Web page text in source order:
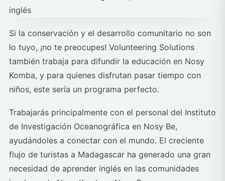
Si la conservación y el desarrollo comunitario no son
lo tuyo, ¡no te preocupes! Volunteering Solutions
también trabaja para difundir la educación en Nosy
Komba, y para quienes disfrutan pasar tiempo con
niños, este sería un programa perfecto.
Trabajarás principalmente con el personal del Instituto
de Investigación Oceanográfica en Nosy Be,
ayudándoles a conectar con el mundo. El creciente
flujo de turistas a Madagascar ha generado una gran
necesidad de aprender inglés en las comunidades